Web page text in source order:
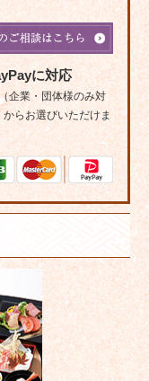
に対応
企業・団体様のみ対
らお選びいただけま